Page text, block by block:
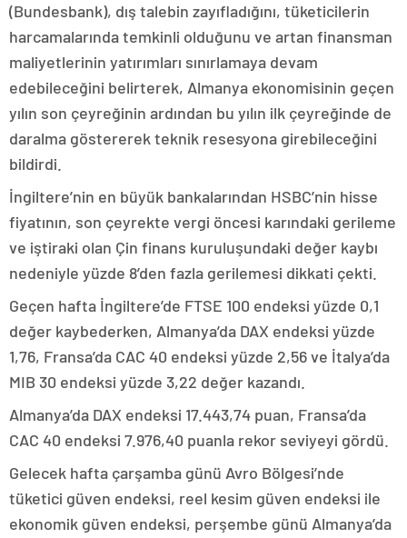
(Bundesbank), dış talebin zayıfladığını, tüketicilerin
harcamalarında temkinli olduğunu ve artan finansman
maliyetlerinin yatırımları sınırlamaya devam
edebileceğini belirterek, Almanya ekonomisinin geçen
yılın son çeyreğinin ardından bu yılın ilk çeyreğinde de
daralma göstererek teknik resesyona girebileceğini
bildirdi.
İngiltere’nin en büyük bankalarından HSBC’nin hisse
fiyatının, son çeyrekte vergi öncesi karındaki gerileme
ve iştiraki olan Çin finans kuruluşundaki değer kaybı
nedeniyle yüzde 8’den fazla gerilemesi dikkati çekti.
Geçen hafta İngiltere’de FTSE 100 endeksi yüzde 0,1
değer kaybederken, Almanya’da DAX endeksi yüzde
1,76, Fransa’da CAC 40 endeksi yüzde 2,56 ve İtalya’da
MIB 30 endeksi yüzde 3,22 değer kazandı.
Almanya’da DAX endeksi 17.443,74 puan, Fransa’da
CAC 40 endeksi 7.976,40 puanla rekor seviyeyi gördü.
Gelecek hafta çarşamba günü Avro Bölgesi’nde
tüketici güven endeksi, reel kesim güven endeksi ile
ekonomik güven endeksi, perşembe günü Almanya’da